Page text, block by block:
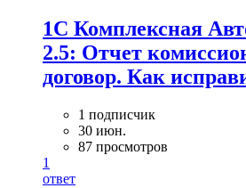
1С Комплексная
2.5: Отчет
договор. Как
1 подписчик
30 июн.
87 просмотров
1
ответ